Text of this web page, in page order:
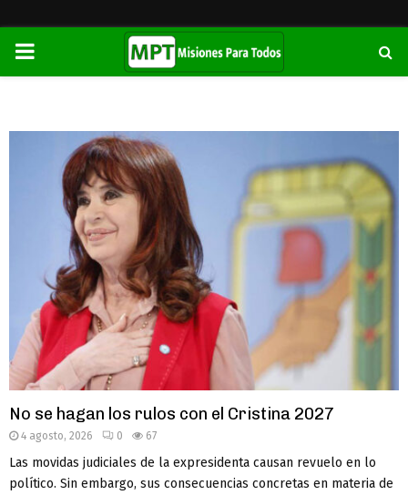
PRIMARY
No se hagan los rulos con el Cristina 2027
4 agosto, 2026 0 67
Las movidas judiciales de la expresidenta causan revuelo en lo
político. Sin embargo, sus consecuencias concretas en materia de